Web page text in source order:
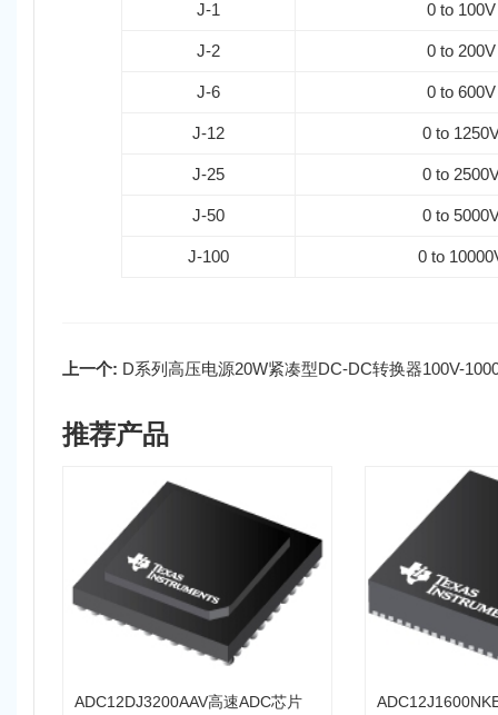
J-1 0 to 100V
J-2 0 to 200V
J-6 0 to 600V
J-12 0 to
J-25 0 to
J-50 0 to
J-100 0 to
上一个: D系列高压电源20W紧凑型DC-DC转换器100V-
推荐产品
ADC12DJ3200AAV高速ADC芯片